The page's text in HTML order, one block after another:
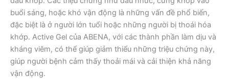
buổi sáng, hoặc khó vận động là những vấn đề phổ biến,
đặc biệt là ở người lớn tuổi hoặc những người bị thoái hóa
khớp. Active Gel của ABENA, với các thành phần làm dịu và
kháng viêm, có thể giúp giảm thiểu những triệu chứng này,
giúp người bệnh cảm thấy thoải mái và cải thiện khả năng
vận động.